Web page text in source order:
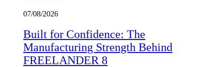
07/08/2026
Built for Confidence: The
Manufacturing Strength Behind
FREELANDER 8